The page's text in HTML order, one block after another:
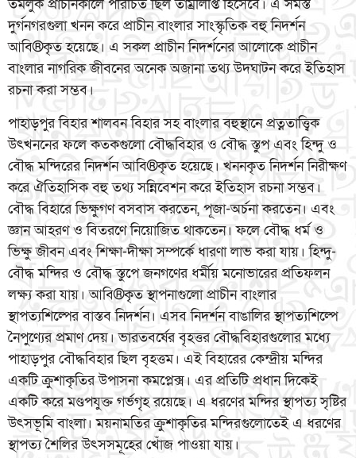
তমলুক প্রাচীনকালে পরিচিত ছিল তাম্রলিপ্তি হিসেবে। এ সমস্ত
দুর্গনগরগুলা খনন করে প্রাচীন বাংলার সাংস্কৃতিক বহু নিদর্শন
আবি®কৃত হয়েছে। এ সকল প্রাচীন নিদর্শনের আলোকে প্রাচীন
বাংলার নাগরিক জীবনের অনেক অজানা তথ্য উদঘাটন করে ইতিহাস
রচনা করা সম্ভব।
পাহাড়পুর বিহার শালবন বিহার সহ বাংলার বহুস্থানে প্রত্নতাত্ত্বিক
উৎখননের ফলে কতকগুলো বৌদ্ধবিহার ও বৌদ্ধ স্তুপ এবং হিন্দু ও
বৌদ্ধ মন্দিরের নিদর্শন আবি®কৃত হয়েছে। খননকৃত নিদর্শন নিরীক্ষণ
করে ঐতিহাসিক বহু তথ্য সন্নিবেশন করে ইতিহাস রচনা সম্ভব।
বৌদ্ধ বিহারে ভিক্ষুগণ বসবাস করতেন, পূজা-অর্চনা করতেন। এবং
জ্ঞান আহরণ ও বিতরণে নিয়োজিত থাকতেন। ফলে বৌদ্ধ ধর্ম ও
ভিক্ষু জীবন এবং শিক্ষা-দীক্ষা সম্পর্কে ধারণা লাভ করা যায়। হিন্দু-
বৌদ্ধ মন্দির ও বৌদ্ধ স্তুপে জনগণের ধর্মীয় মনোভারের প্রতিফলন
লক্ষ্য করা যায়। আবি®কৃত স্থাপনাগুলো প্রাচীন বাংলার
স্থাপত্যশিল্পের বাস্তব নিদর্শন। এসব নিদর্শন বাঙালির স্থাপত্যশিল্পে
নৈপুণ্যের প্রমাণ দেয়। ভারতবর্ষের বৃহত্তর বৌদ্ধবিহারগুলোর মধ্যে
পাহাড়পুর বৌদ্ধবিহার ছিল বৃহত্তম। এই বিহারের কেন্দ্রীয় মন্দির
একটি ক্রুশাকৃতির উপাসনা কমপ্লেক্স। এর প্রতিটি প্রধান দিকেই
একটি করে মণ্ডপযুক্ত গর্ভগৃহ রয়েছে। এ ধরণের মন্দির স্থাপত্য সৃষ্টির
উৎসভূমি বাংলা। ময়নামতির ক্রুশাকৃতির মন্দিরগুলোতেই এ ধরণের
স্থাপত্য শৈলির উৎসসমূহের খোঁজ পাওয়া যায়।